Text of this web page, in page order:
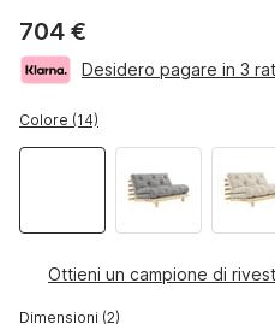
704 €
Desidero pagare in 3
Colore (14)
Ottieni un campione di
Dimensioni (2)